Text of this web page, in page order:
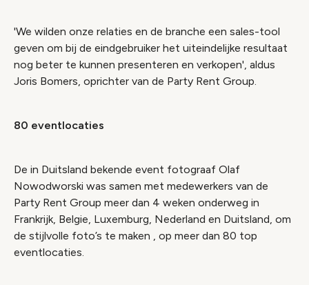
'We wilden onze relaties en de branche een sales-tool
geven om bij de eindgebruiker het uiteindelijke resultaat
nog beter te kunnen presenteren en verkopen', aldus
Joris Bomers, oprichter van de Party Rent Group.
80 eventlocaties
De in Duitsland bekende event fotograaf Olaf
Nowodworski was samen met medewerkers van de
Party Rent Group meer dan 4 weken onderweg in
Frankrijk, Belgie, Luxemburg, Nederland en Duitsland, om
de stijlvolle foto’s te maken , op meer dan 80 top
eventlocaties.